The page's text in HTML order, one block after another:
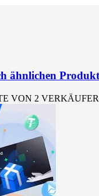
ähnlichen
VON 2 VERKÄUFER